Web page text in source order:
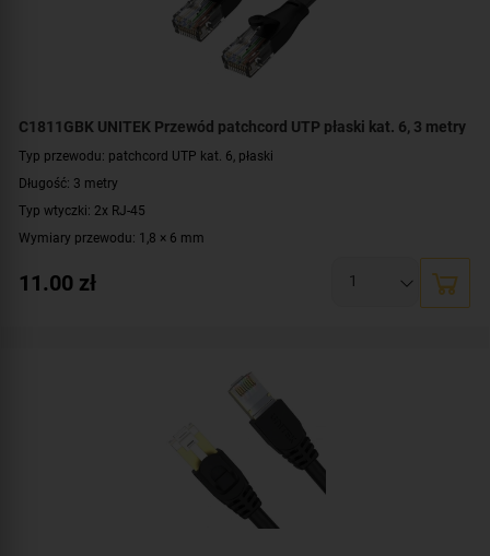
C1811GBK UNITEK Przewód patchcord UTP płaski kat. 6, 3 metry
Typ przewodu: patchcord UTP kat. 6, płaski
Długość: 3 metry
Typ wtyczki: 2x RJ-45
Wymiary przewodu: 1,8 × 6 mm
Prędkość: 10/100/1000 Mbit
11.00 zł